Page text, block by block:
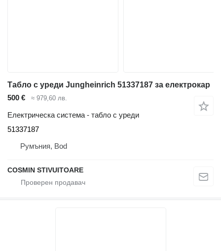
Табло с уреди Jungheinrich 51337187 за електрокар
500 €
≈ 979,60 лв.
Електрическа система - табло с уреди
51337187
Румъния, Bod
COSMIN STIVUITOARE